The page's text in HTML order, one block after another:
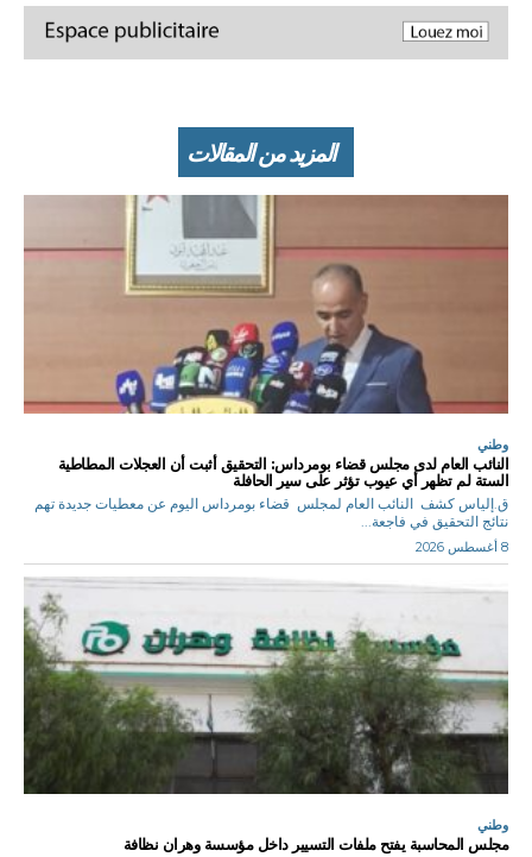
المزيد من المقالات
وطني
النائب العام لدى مجلس قضاء بومرداس: التحقيق أثبت أن العجلات المطاطية
الستة لم تظهر أي عيوب تؤثر على سير الحافلة
ق.إلياس كشف النائب العام لمجلس قضاء بومرداس اليوم عن معطيات جديدة تهم
نتائج التحقيق في فاجعة...
8 أغسطس 2026
وطني
مجلس المحاسبة يفتح ملفات التسيير داخل مؤسسة وهران نظافة